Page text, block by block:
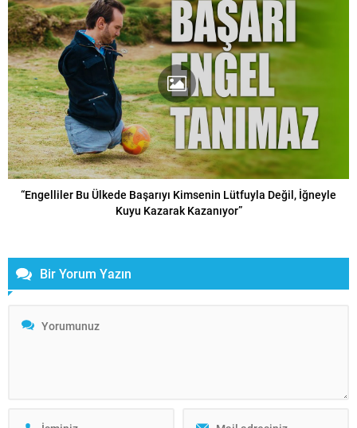
“Engelliler Bu Ülkede Başarıyı Kimsenin Lütfuyla Değil, İğneyle
Kuyu Kazarak Kazanıyor”
Bir Yorum Yazın